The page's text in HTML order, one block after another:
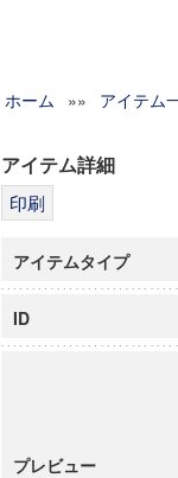
ホーム »» アイテム
アイテム詳細
アイテムタイプ
ID
プレビュー